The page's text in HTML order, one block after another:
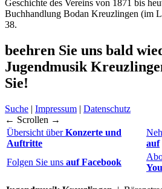
Geschichte des Vereins von 1871 bis
Buchhandlung Bodan Kreuzlingen (im
38.
beehren Sie uns bald
Jugendmusik
Sie!
Suche | Impressum | Datenschutz
← Scrollen →
Übersicht überKonzerte und
Auftritte
auf
Folgen Sie uns auf Facebook